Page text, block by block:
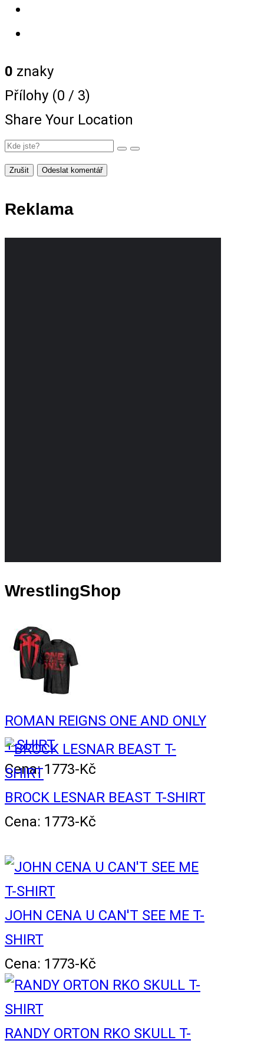
0 znaky
Přílohy (0 / 3)
Share Your Location
Zrušit Odeslat komentář
Reklama
WrestlingShop
ROMAN REIGNS ONE AND ONLY
T-SHIRT
Cena: 1773-Kč
BROCK LESNAR BEAST T-SHIRT
Cena: 1773-Kč
JOHN CENA U CAN'T SEE ME T-
SHIRT
Cena: 1773-Kč
RANDY ORTON RKO SKULL T-